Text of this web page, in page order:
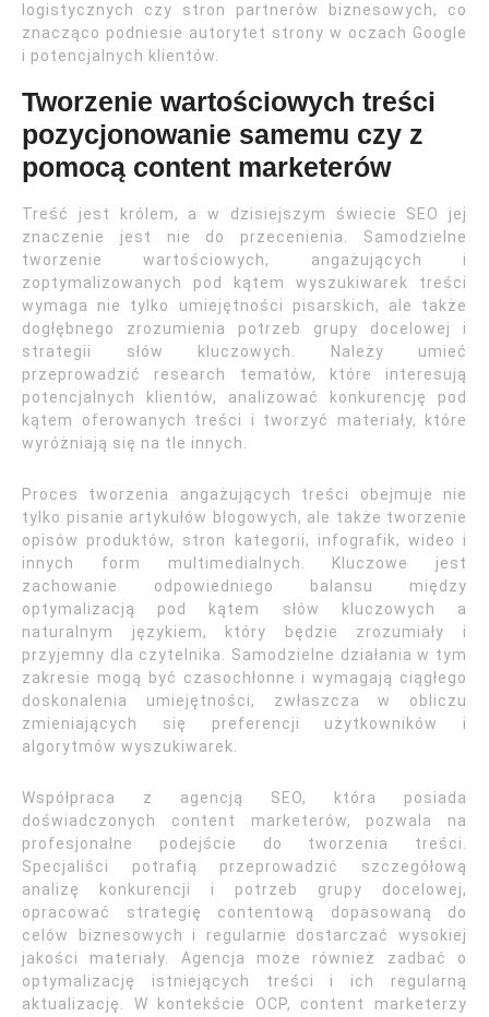
logistycznych czy stron partnerów biznesowych, co
znacząco podniesie autorytet strony w oczach Google
i potencjalnych klientów.
Tworzenie wartościowych treści
pozycjonowanie samemu czy z
pomocą content marketerów
Treść jest królem, a w dzisiejszym świecie SEO jej
znaczenie jest nie do przecenienia. Samodzielne
tworzenie wartościowych, angażujących i
zoptymalizowanych pod kątem wyszukiwarek treści
wymaga nie tylko umiejętności pisarskich, ale także
dogłębnego zrozumienia potrzeb grupy docelowej i
strategii słów kluczowych. Należy umieć
przeprowadzić research tematów, które interesują
potencjalnych klientów, analizować konkurencję pod
kątem oferowanych treści i tworzyć materiały, które
wyróżniają się na tle innych.
Proces tworzenia angażujących treści obejmuje nie
tylko pisanie artykułów blogowych, ale także tworzenie
opisów produktów, stron kategorii, infografik, wideo i
innych form multimedialnych. Kluczowe jest
zachowanie odpowiedniego balansu między
optymalizacją pod kątem słów kluczowych a
naturalnym językiem, który będzie zrozumiały i
przyjemny dla czytelnika. Samodzielne działania w tym
zakresie mogą być czasochłonne i wymagają ciągłego
doskonalenia umiejętności, zwłaszcza w obliczu
zmieniających się preferencji użytkowników i
algorytmów wyszukiwarek.
Współpraca z agencją SEO, która posiada
doświadczonych content marketerów, pozwala na
profesjonalne podejście do tworzenia treści.
Specjaliści potrafią przeprowadzić szczegółową
analizę konkurencji i potrzeb grupy docelowej,
opracować strategię contentową dopasowaną do
celów biznesowych i regularnie dostarczać wysokiej
jakości materiały. Agencja może również zadbać o
optymalizację istniejących treści i ich regularną
aktualizację. W kontekście OCP, content marketerzy